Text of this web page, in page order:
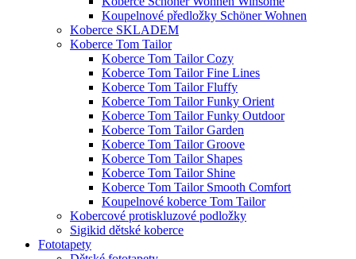
Koupelnové předložky Schöner Wohnen
Koberce SKLADEM
Koberce Tom Tailor
Koberce Tom Tailor Cozy
Koberce Tom Tailor Fine Lines
Koberce Tom Tailor Fluffy
Koberce Tom Tailor Funky Orient
Koberce Tom Tailor Funky Outdoor
Koberce Tom Tailor Garden
Koberce Tom Tailor Groove
Koberce Tom Tailor Shapes
Koberce Tom Tailor Shine
Koberce Tom Tailor Smooth Comfort
Koupelnové koberce Tom Tailor
Kobercové protiskluzové podložky
Sigikid dětské koberce
Fototapety